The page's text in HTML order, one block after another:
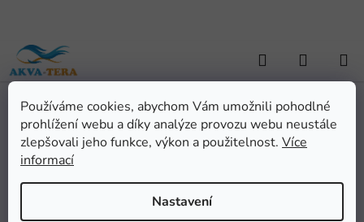
Používáme cookies, abychom Vám umožnili pohodlné
prohlížení webu a díky analýze provozu webu neustále
zlepšovali jeho funkce, výkon a použitelnost. Více
informací
Nastavení
obsah
Hledat
KOŠÍK
Domů / AKVARISTIKA / Pomůcky a doplňky / Síťky a chytače / Síťka
MARINA akvarijní černá 15 x 12,5 cm (1ks)
Síťka MARINA akvarijní
černá 15 x 12,5 cm (1ks)
Podrobnosti hodnocení